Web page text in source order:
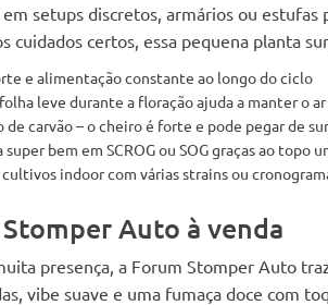
setups discretos, armários ou estufas
cuidados certos, essa pequena planta
e alimentação constante ao longo do ciclo
leve durante a floração ajuda a manter o
de carvão – o cheiro é forte e pode pegar de
super bem em SCROG ou SOG graças ao topo
indoor com várias strains ou
Auto à venda
presença, a Forum Stomper Auto
vibe suave e uma fumaça doce com